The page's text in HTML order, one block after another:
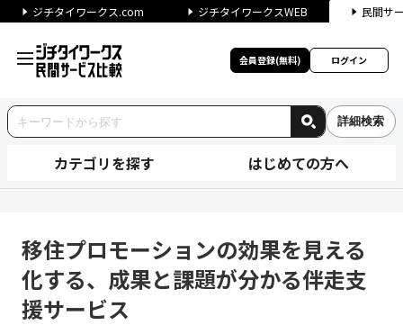
ジチタイワークス.com ジチタイワークスWEB 民間サ
会員登録(無料) ログイン
詳細検索
カテゴリを探す はじめての方へ
移住プロモーションの効果を見える
化する、成果と課題が分かる伴走支
援サービス